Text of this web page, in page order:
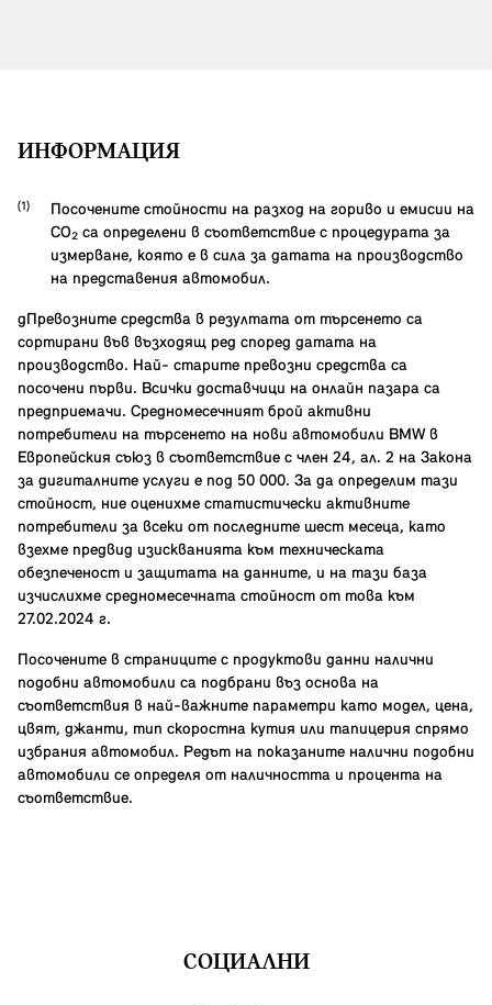
ИНФОРМАЦИЯ
Посочените стойности на разход на гориво и емисии на
CO₂ са определени в съответствие с процедурата за
измерване, която е в сила за датата на производство
на представения автомобил.
gПревозните средства в резултата от търсенето са
сортирани във възходящ ред според датата на
производство. Най- старите превозни средства са
посочени първи. Всички доставчици на онлайн пазара са
предприемачи. Средномесечният брой активни
потребители на търсенето на нови автомобили BMW в
Европейския съюз в съответствие с член 24, ал. 2 на Закона
за дигиталните услуги е под 50 000. За да определим тази
стойност, ние оценихме статистически активните
потребители за всеки от последните шест месеца, като
взехме предвид изискванията към техническата
обезпеченост и защитата на данните, и на тази база
изчислихме средномесечната стойност от това към
27.02.2024 г.
Посочените в страниците с продуктови данни налични
подобни автомобили са подбрани въз основа на
съответствия в най-важните параметри като модел, цена,
цвят, джанти, тип скоростна кутия или тапицерия спрямо
избрания автомобил. Редът на показаните налични подобни
автомобили се определя от наличността и процента на
съответствие.
СОЦИАЛНИ